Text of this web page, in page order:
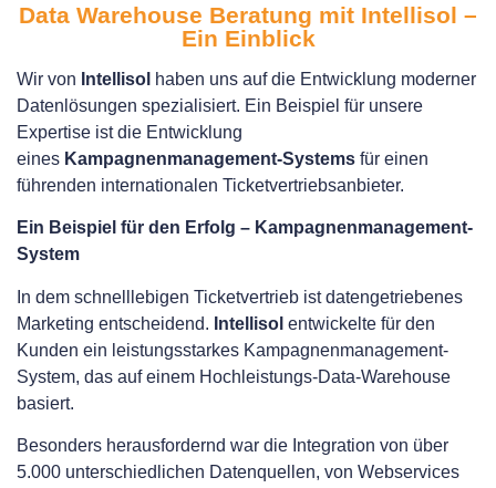
Data Warehouse Beratung mit Intellisol –
Ein Einblick
Wir von Intellisol haben uns auf die Entwicklung moderner
Datenlösungen spezialisiert. Ein Beispiel für unsere
Expertise ist die Entwicklung
eines Kampagnenmanagement-Systems für einen
führenden internationalen Ticketvertriebsanbieter.
Ein Beispiel für den Erfolg – Kampagnenmanagement-
System
In dem schnelllebigen Ticketvertrieb ist datengetriebenes
Marketing entscheidend. Intellisol entwickelte für den
Kunden ein leistungsstarkes Kampagnenmanagement-
System, das auf einem Hochleistungs-Data-Warehouse
basiert.
Besonders herausfordernd war die Integration von über
5.000 unterschiedlichen Datenquellen, von Webservices